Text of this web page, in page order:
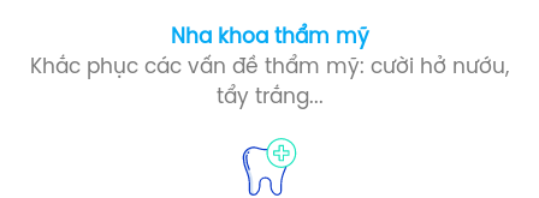
Nha khoa thẩm mỹ
Khắc phục các vấn đề thẩm mỹ: cười hở nướu,
tẩy trắng...